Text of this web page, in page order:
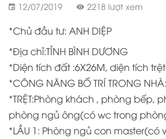
12/07/2019 2218 lượt xem
*Chủ đầu tư: ANH DIỆP
*Địa chỉ:TỈNH BÌNH DƯƠNG
*Diện tích đất :6X26M, diện tích
*CÔNG NĂNG BỐ TRÍ TRONG NHÀ:
*TRỆT:Phòng khách , phòng bếp,
phòng ngủ ông(có wc trong
*LẦU 1: Phòng ngủ con master(có